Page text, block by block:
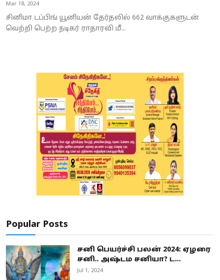
Spirituality
Weather
Mar 18, 2024
சினிமா டப்பிங் யூனியன் தேர்தலில் 662 வாக்குகளுடன்
வெற்றி பெற்ற நடிகர் ராதாரவி மீ...
Popular Posts
சனி பெயர்ச்சி பலன் 2024: ஏழரை
சனி.. அஷ்டம சனியா? ட...
Jul 1, 2024